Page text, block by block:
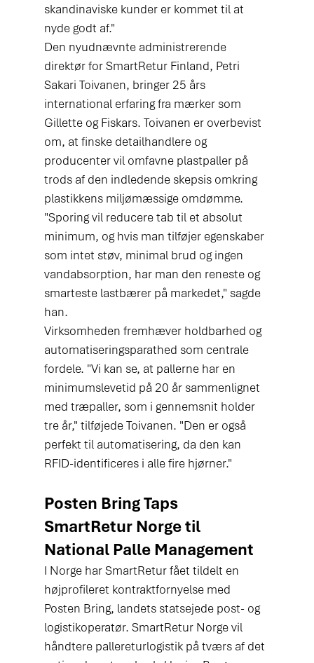
skandinaviske kunder er kommet til at
nyde godt af."
Den nyudnævnte administrerende
direktør for SmartRetur Finland, Petri
Sakari Toivanen, bringer 25 års
international erfaring fra mærker som
Gillette og Fiskars. Toivanen er overbevist
om, at finske detailhandlere og
producenter vil omfavne plastpaller på
trods af den indledende skepsis omkring
plastikkens miljømæssige omdømme.
"Sporing vil reducere tab til et absolut
minimum, og hvis man tilføjer egenskaber
som intet støv, minimal brud og ingen
vandabsorption, har man den reneste og
smarteste lastbærer på markedet," sagde
han.
Virksomheden fremhæver holdbarhed og
automatiseringsparathed som centrale
fordele. "Vi kan se, at pallerne har en
minimumslevetid på 20 år sammenlignet
med træpaller, som i gennemsnit holder
tre år," tilføjede Toivanen. "Den er også
perfekt til automatisering, da den kan
RFID-identificeres i alle fire hjørner."
Posten Bring Taps
SmartRetur Norge til
National Palle Management
I Norge har SmartRetur fået tildelt en
højprofileret kontraktfornyelse med
Posten Bring, landets statsejede post- og
logistikoperatør. SmartRetur Norge vil
håndtere pallereturlogistik på tværs af det